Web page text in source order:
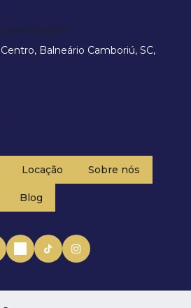
Localização
Centro, Balneário Camboriú, SC,
Locação Sobre nós
Blog